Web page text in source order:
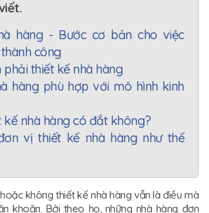
hàng - Bước cơ bản cho việc
công
phải thiết kế nhà hàng
hàng phù hợp với mô hình kinh
kế nhà hàng có đắt không?
vị thiết kế nhà hàng như thế
hoặc không thiết kế nhà hàng vẫn là điều mà
khoăn. Bởi theo họ, những nhà hàng đơn